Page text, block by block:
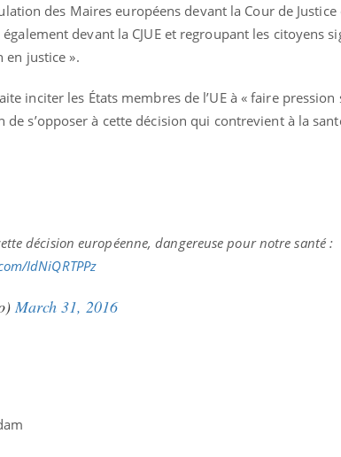
des Maires européens devant la Cour de Justice
également devant la CJUE et regroupant les citoyens
en justice ».
inciter les États membres de l’UE à « faire pression
de s’opposer à cette décision qui contrevient à la
décision européenne, dangereuse pour notre santé :
IdNiQRTPPz
March 31, 2016